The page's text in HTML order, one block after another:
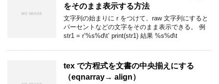
をそのまま表示する方法
文字列の始まりに r をつけて、raw 文字列にすると
パーセントなどの文字をそのまま表示できる。 例
str1 = r’%s%d\t’ print(str1) 結果 %s%d\t
tex で方程式を文書の中央揃えにする
（eqnarray→ align）